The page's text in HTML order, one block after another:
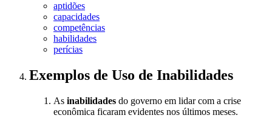
aptidões
capacidades
competências
habilidades
perícias
Exemplos de Uso de Inabilidades
As inabilidades do governo em lidar com a crise
econômica ficaram evidentes nos últimos meses.